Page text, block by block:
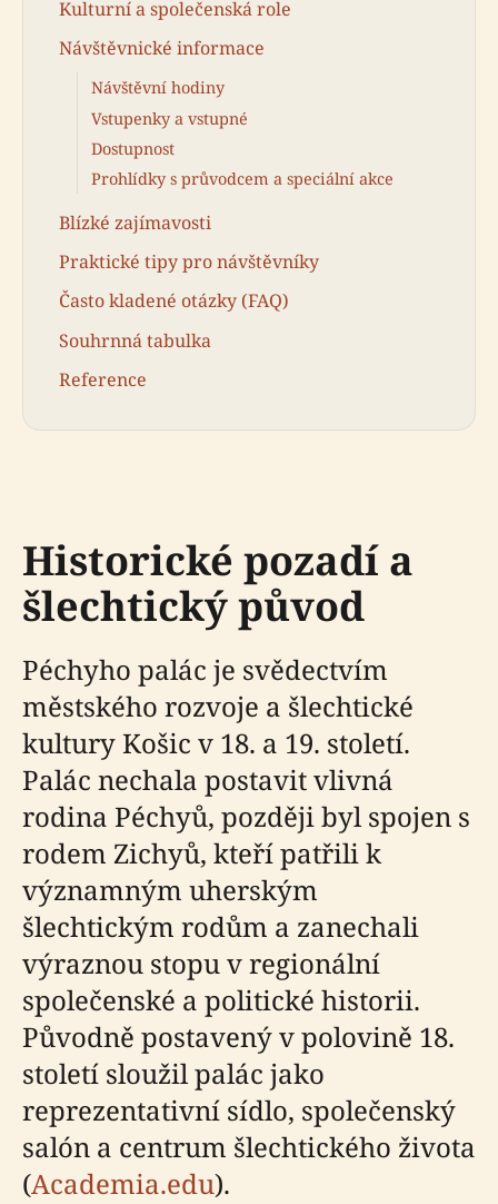
Kulturní a společenská role
Návštěvnické informace
Návštěvní hodiny
Vstupenky a vstupné
Dostupnost
Prohlídky s průvodcem a speciální akce
Blízké zajímavosti
Praktické tipy pro návštěvníky
Často kladené otázky (FAQ)
Souhrnná tabulka
Reference
Historické pozadí a
šlechtický původ
Péchyho palác je svědectvím
městského rozvoje a šlechtické
kultury Košic v 18. a 19. století.
Palác nechala postavit vlivná
rodina Péchyů, později byl spojen s
rodem Zichyů, kteří patřili k
významným uherským
šlechtickým rodům a zanechali
výraznou stopu v regionální
společenské a politické historii.
Původně postavený v polovině 18.
století sloužil palác jako
reprezentativní sídlo, společenský
salón a centrum šlechtického života
(Academia.edu).